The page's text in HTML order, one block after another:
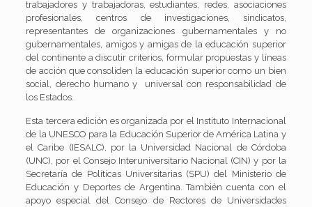
trabajadores y trabajadoras, estudiantes, redes, asociaciones
profesionales, centros de investigaciones, sindicatos,
representantes de organizaciones gubernamentales y no
gubernamentales, amigos y amigas de la educación superior
del continente a discutir criterios, formular propuestas y líneas
de acción que consoliden la educación superior como un bien
social, derecho humano y universal con responsabilidad de
los Estados.
Esta tercera edición es organizada por el Instituto Internacional
de la UNESCO para la Educación Superior de América Latina y
el Caribe (IESALC), por la Universidad Nacional de Córdoba
(UNC), por el Consejo Interuniversitario Nacional (CIN) y por la
Secretaría de Políticas Universitarias (SPU) del Ministerio de
Educación y Deportes de Argentina. También cuenta con el
apoyo especial del Consejo de Rectores de Universidades